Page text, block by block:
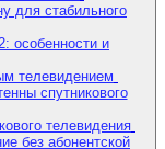
для стабильного
особенности и
телевидением
спутникового
телевидения
без абонентской